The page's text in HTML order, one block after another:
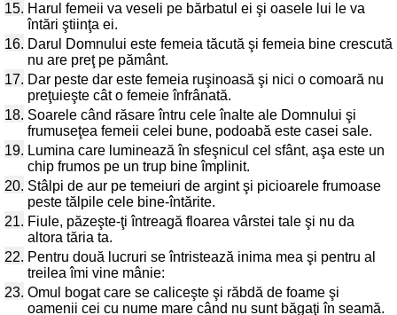
15. Harul femeii va veseli pe bărbatul ei şi oasele lui le va
întări ştiinţa ei.
16. Darul Domnului este femeia tăcută şi femeia bine crescută
nu are preţ pe pământ.
17. Dar peste dar este femeia ruşinoasă şi nici o comoară nu
preţuieşte cât o femeie înfrânată.
18. Soarele când răsare întru cele înalte ale Domnului şi
frumuseţea femeii celei bune, podoabă este casei sale.
19. Lumina care luminează în sfeşnicul cel sfânt, aşa este un
chip frumos pe un trup bine împlinit.
20. Stâlpi de aur pe temeiuri de argint şi picioarele frumoase
peste tălpile cele bine-întărite.
21. Fiule, păzeşte-ţi întreagă floarea vârstei tale şi nu da
altora tăria ta.
22. Pentru două lucruri se întristează inima mea şi pentru al
treilea îmi vine mânie:
23. Omul bogat care se caliceşte şi răbdă de foame şi
oamenii cei cu nume mare când nu sunt băgaţi în seamă.